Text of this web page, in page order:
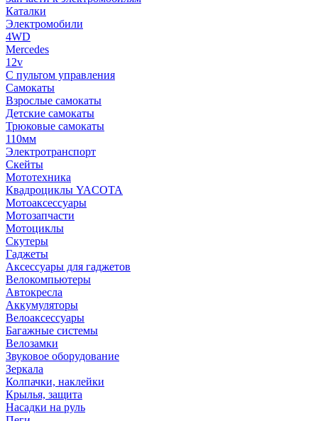
Каталки
Электромобили
4WD
Mercedes
12v
С пультом управления
Самокаты
Взрослые самокаты
Детские самокаты
Трюковые самокаты
110мм
Электротранспорт
Скейты
Мототехника
Квадроциклы YACOTA
Мотоаксессуары
Мотозапчасти
Мотоциклы
Скутеры
Гаджеты
Аксессуары для гаджетов
Велокомпьютеры
Автокресла
Аккумуляторы
Велоаксессуары
Багажные системы
Велозамки
Звуковое оборудование
Зеркала
Колпачки, наклейки
Крылья, защита
Насадки на руль